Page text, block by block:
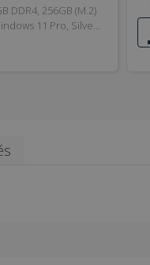
DDR4, 256GB (M.2)
11 Pro, Silver,